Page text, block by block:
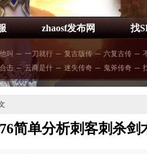
zhaosf发布网 找
叫 ─ 一刀就行 ─ 复古版传 ─ 六复古传 ─
击 ─ 云商是什 ─ 迷失传奇 ─ 鬼斧传奇 ─
简单分析刺客刺杀剑